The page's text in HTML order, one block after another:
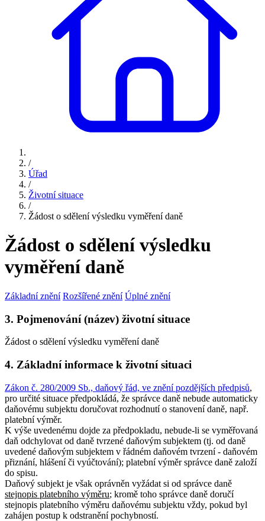
/
Úřad
/
Životní situace
/
Žádost o sdělení výsledku vyměření daně
Žádost o sdělení výsledku
vyměření daně
Základní znění Rozšířené znění Úplné znění
3. Pojmenování (název) životní situace
Žádost o sdělení výsledku vyměření daně
4. Základní informace k životní situaci
Zákon č. 280/2009 Sb., daňový řád, ve znění pozdějších předpisů,
pro určité situace předpokládá, že správce daně nebude automaticky
daňovému subjektu doručovat rozhodnutí o stanovení daně, např.
platební výměr.
K výše uvedenému dojde za předpokladu, nebude-li se vyměřovaná
daň odchylovat od daně tvrzené daňovým subjektem (tj. od daně
uvedené daňovým subjektem v řádném daňovém tvrzení - daňovém
přiznání, hlášení či vyúčtování); platební výměr správce daně založí
do spisu.
Daňový subjekt je však oprávněn vyžádat si od správce daně
stejnopis platebního výměru; kromě toho správce daně doručí
stejnopis platebního výměru daňovému subjektu vždy, pokud byl
zahájen postup k odstranění pochybností.